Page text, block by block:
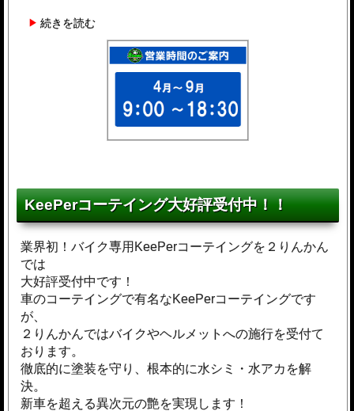
続きを読む
KeePerコーテイング大好評受付中！！
業界初！バイク専用KeePerコーテイングを２りんかん
では
大好評受付中です！
車のコーテイングで有名なKeePerコーテイングです
が、
２りんかんではバイクやヘルメットへの施行を受付て
おります。
徹底的に塗装を守り、根本的に水シミ・水アカを解
決。
新車を超える異次元の艶を実現します！